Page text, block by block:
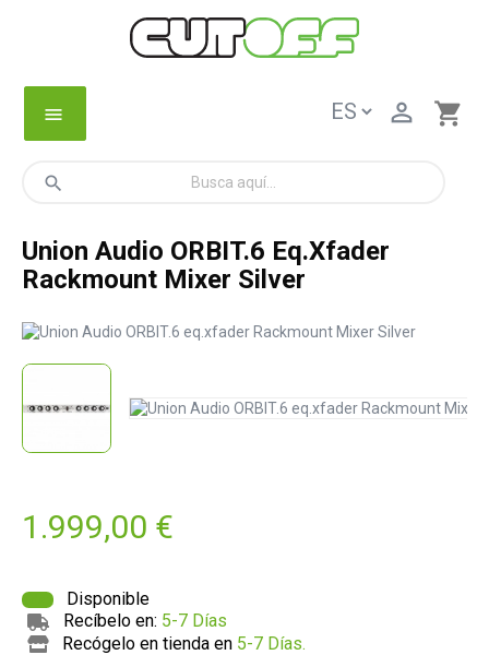
menu shopping_cart

search
Union Audio ORBIT.6 Eq.xfader
Rackmount Mixer Silver
1.999,00 €
Disponible
Recíbelo en: 5-7 Días
Recógelo en tienda en 5-7 Días.